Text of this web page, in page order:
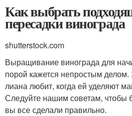
Как выбрать
пересадки винограда
shutterstock.com
Выращивание винограда для
порой кажется непростым делом.
лиана любит, когда ей уделяют
Следуйте нашим советам, чтобы
вы все сделали правильно.